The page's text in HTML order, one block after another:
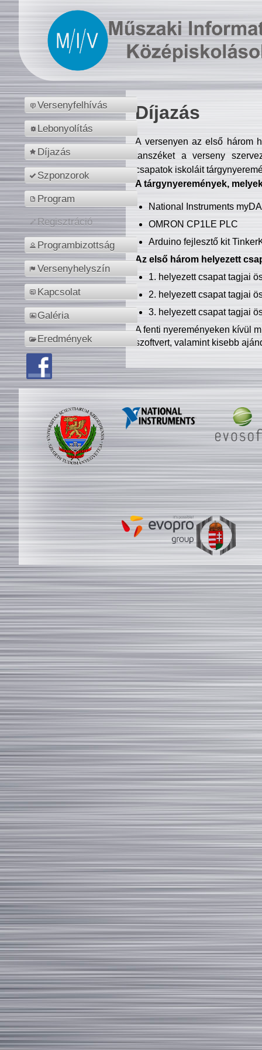
Versenyfelhívás
Lebonyolítás
Díjazás
Szponzorok
Program
Regisztráció
Programbizottság
Versenyhelyszín
Kapcsolat
Galéria
Eredmények
Díjazás
A versenyen az első három
tanszéket a verseny
csapatok iskoláit
A tárgynyeremények,
National Instruments
OMRON CP1LE PLC
Arduino fejlesztő kit
Az első három helyezett
1. helyezett csapat tagjai
2. helyezett csapat tagjai
3. helyezett csapat tagjai
A fenti nyereményeken kívül
szoftvert, valamint kisebb